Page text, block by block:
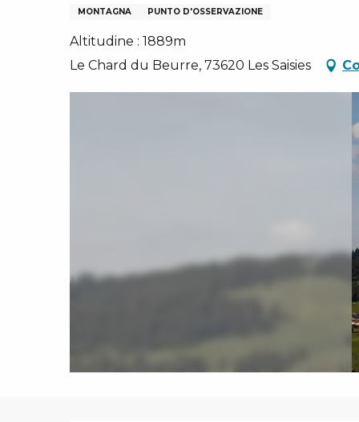
GRUPPI, COMITATI AZIENDALI
INVERNALI – IT
MONTAGNA PUNTO D'OSSERVAZIONE
Altitudine : 1889m
Le Chard du Beurre, 73620 Les Saisies